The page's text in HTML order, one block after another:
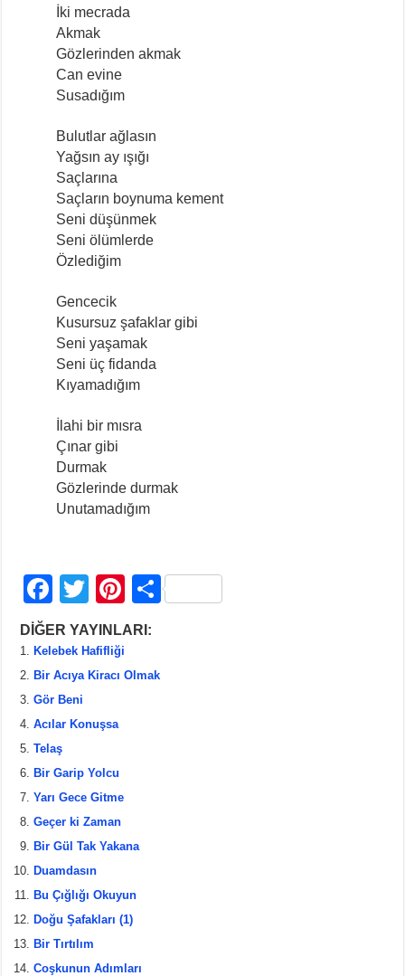
İki mecrada
Akmak
Gözlerinden akmak
Can evine
Susadığım
Bulutlar ağlasın
Yağsın ay ışığı
Saçlarına
Saçların boynuma kement
Seni düşünmek
Seni ölümlerde
Özlediğim
Gencecik
Kusursuz şafaklar gibi
Seni yaşamak
Seni üç fidanda
Kıyamadığım
İlahi bir mısra
Çınar gibi
Durmak
Gözlerinde durmak
Unutamadığım
F
a
c
e
b
o
o
k
T
wi
tt
er
Pi
nt
e
S
DİĞER YAYINLARI:
Kelebek Hafifliği
Bir Acıya Kiracı Olmak
Gör Beni
Acılar Konuşsa
Telaş
Bir Garip Yolcu
Yarı Gece Gitme
Geçer ki Zaman
Bir Gül Tak Yakana
Duamdasın
Bu Çığlığı Okuyun
Doğu Şafakları (1)
Bir Tırtılım
Coşkunun Adımları